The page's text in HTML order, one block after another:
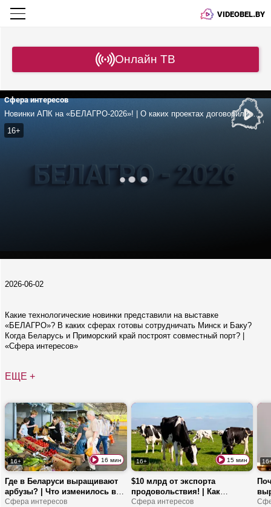
VIDEOBEL.BY
Онлайн ТВ
Сфера интересов
Новинки АПК на «БЕЛАГРО-2026»! | О каких проектах договорились Беларусь и Приморский край? | Как прошел Белорусско-азербайджанский бизнес-форум?
16+
2026-06-02
Какие технологические новинки представили на выставке
«БЕЛАГРО»? В каких сферах готовы сотрудничать Минск и Баку?
Когда Беларусь и Приморский край построят совместный порт? |
«Сфера интересов»
ЕЩЕ +
16+ 16 мин
Где в Беларуси выращивают
арбузы? | Что изменилось в
приеме сельхозпродукции в
Сфера интересов
16+ 15 мин
$10 млрд от экспорта
продовольствия! | Как
развивается рекламный
Сфера интересов